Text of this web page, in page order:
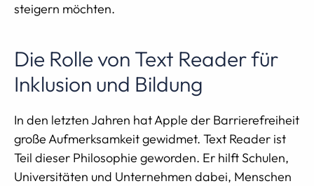
steigern möchten.
Die Rolle von Text Reader für
Inklusion und Bildung
In den letzten Jahren hat Apple der Barrierefreiheit
große Aufmerksamkeit gewidmet. Text Reader ist
Teil dieser Philosophie geworden. Er hilft Schulen,
Universitäten und Unternehmen dabei, Menschen